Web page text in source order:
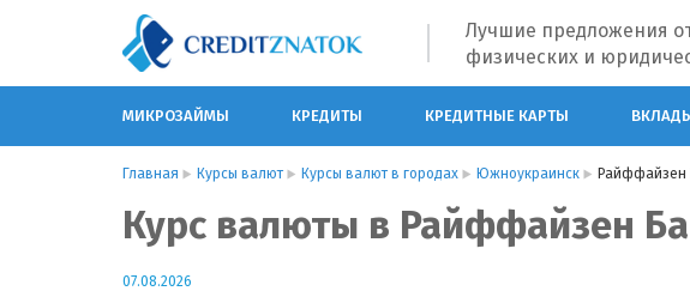
Лучшие предложения
физических и
МИКРОЗАЙМЫ КРЕДИТЫ КРЕДИТНЫЕ КАРТЫ
Главная Курсы валют Курсы валют в городах Южноукраинск Райффайзен
Курс валюты в Райффайзен
07.08.2026